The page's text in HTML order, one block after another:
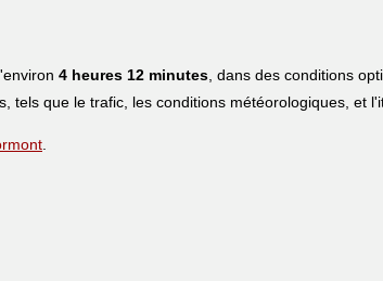
4 heures 12 minutes , dans des conditions
tels que le trafic, les conditions météorologiques, et